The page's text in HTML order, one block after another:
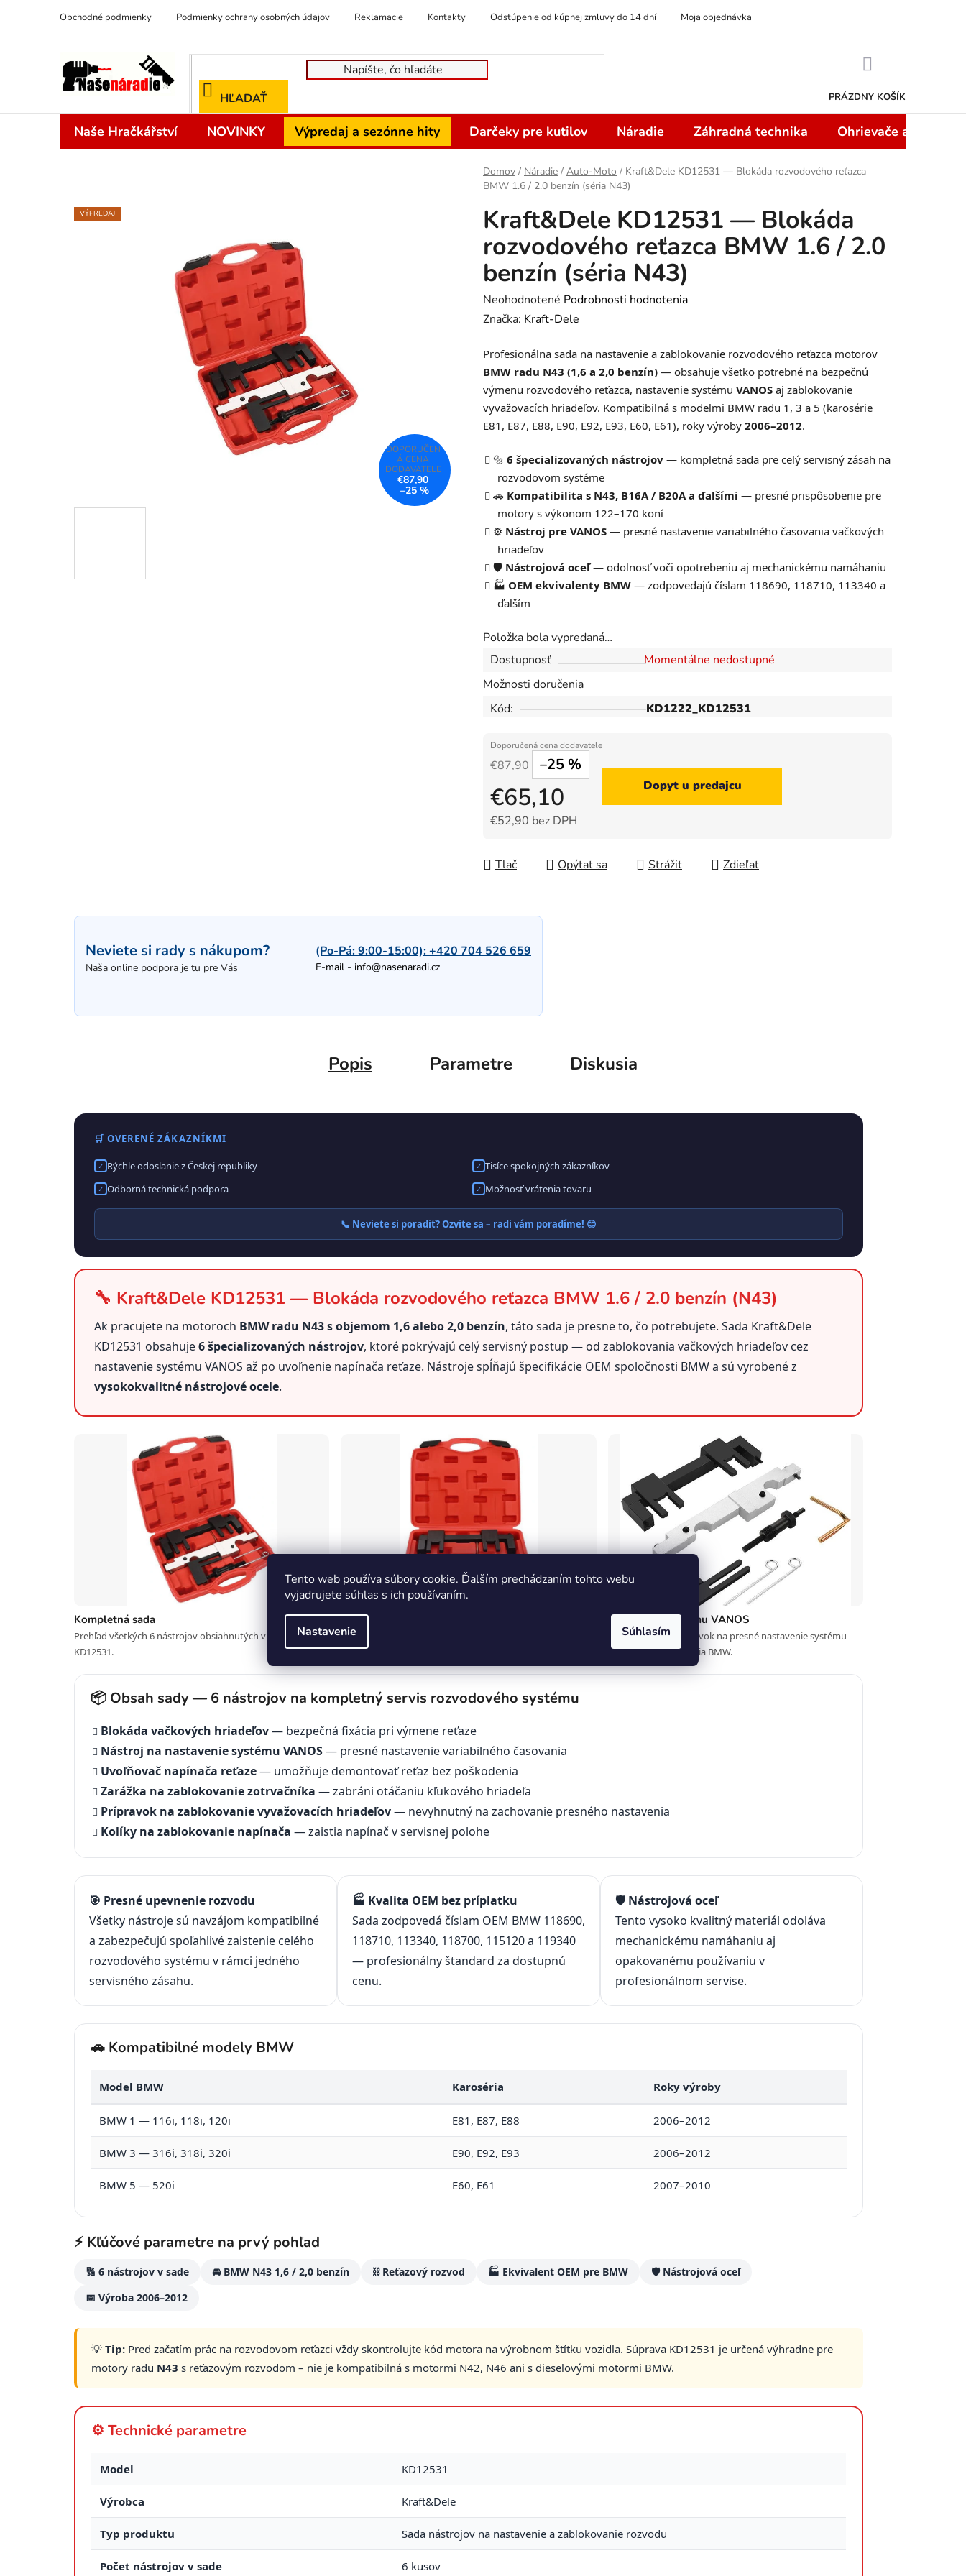
Tento web používa súbory cookie. Ďalším prechádzaním tohto webu
vyjadrujete súhlas s ich používaním.
Nastavenie Súhlasím
obsah
Obchodné podmienky Podmienky ochrany osobných údajov Reklamacie Kontakty Odstúpenie od kúpnej zmluvy do 14 dní Moja objednávka
HĽADAŤ PRÁZDNY KOŠÍK
Naše Hračkářství NOVINKY Výpredaj a sezónne hity Darčeky pre kutilov Náradie Záhradná technika Ohrievače a
Domov / Náradie / Auto-Moto / Kraft&Dele KD12531 — Blokáda rozvodového reťazca
BMW 1.6 / 2.0 benzín (séria N43)
Kraft&Dele KD12531 — Blokáda
rozvodového reťazca BMW 1.6 / 2.0
benzín (séria N43)
Priemerné
hodnotenie
je
0,0
z
5
hviezdičiek.
Neohodnotené Podrobnosti hodnotenia
Značka: Kraft-Dele
Profesionálna sada na nastavenie a zablokovanie rozvodového reťazca motorov
BMW radu N43 (1,6 a 2,0 benzín) — obsahuje všetko potrebné na bezpečnú
výmenu rozvodového reťazca, nastavenie systému VANOS aj zablokovanie
vyvažovacích hriadeľov. Kompatibilná s modelmi BMW radu 1, 3 a 5 (karosérie
E81, E87, E88, E90, E92, E93, E60, E61), roky výroby 2006–2012.
🔩 6 špecializovaných nástrojov — kompletná sada pre celý servisný zásah na
rozvodovom systéme
🚗 Kompatibilita s N43, B16A / B20A a ďalšími — presné prispôsobenie pre
motory s výkonom 122–170 koní
⚙️ Nástroj pre VANOS — presné nastavenie variabilného časovania vačkových
hriadeľov
🛡️ Nástrojová oceľ— odolnosť voči opotrebeniu aj mechanickému namáhaniu
🏭 OEM ekvivalenty BMW — zodpovedajú číslam 118690, 118710, 113340 a
ďalším
Položka bola vypredaná…
Dostupnosť
Momentálne nedostupné
Možnosti doručenia
Kód:
KD1222_KD12531
€87,90 –25 %
€65,10
€52,90 bez DPH
Dopyt u predajcu
Tlač Opýtať sa Strážiť Zdieľať
VÝPREDAJ
€87,90
–25 %
Neviete si rady s nákupom?
Naša online podpora je tu pre Vás
(Po-Pá: 9:00-15:00):+420 704 526 659
E-mail - info@nasenaradi.cz
Popis Parametre Diskusia
🛒 OVERENÉ ZÁKAZNÍKMI
✓ Rýchle odoslanie z Českej republiky ✓ Tisíce spokojných zákazníkov
✓ Odborná technická podpora ✓ Možnosť vrátenia tovaru
📞 Neviete si poradiť? Ozvite sa – radi vám poradíme! 😊
🔧 Kraft&Dele KD12531 — Blokáda rozvodového reťazca BMW 1.6 / 2.0 benzín (N43)
Ak pracujete na motoroch BMW radu N43 s objemom 1,6 alebo 2,0 benzín, táto sada je presne to, čo potrebujete. Sada Kraft&Dele
KD12531 obsahuje6 špecializovaných nástrojov, ktoré pokrývajú celý servisný postup — od zablokovania vačkových hriadeľov cez
nastavenie systému VANOS až po uvoľnenie napínača reťaze. Nástroje spĺňajú špecifikácie OEM spoločnosti BMW a sú vyrobené z
vysokokvalitné nástrojové ocele.
Kompletná sada
Prehľad všetkých 6 nástrojov obsiahnutých v sade
KD12531.
Zablokovanie vačiek
Nástroj na presné zablokovanie vačkových hriadeľov pri
servise rozvodu.
Nastavenie systému VANOS
Špecializovaný prípravok na presné nastavenie systému
variabilného časovania BMW.
📦 Obsah sady — 6 nástrojov na kompletný servis rozvodového systému
Blokáda vačkových hriadeľov— bezpečná fixácia pri výmene reťaze
Nástroj na nastavenie systému VANOS— presné nastavenie variabilného časovania
Uvoľňovač napínača reťaze— umožňuje demontovať reťaz bez poškodenia
Zarážka na zablokovanie zotrvačníka — zabráni otáčaniu kľukového hriadeľa
Prípravok na zablokovanie vyvažovacích hriadeľov— nevyhnutný na zachovanie presného nastavenia
Kolíky na zablokovanie napínača — zaistia napínač v servisnej polohe
🎯 Presné upevnenie rozvodu
Všetky nástroje sú navzájom kompatibilné
a zabezpečujú spoľahlivé zaistenie celého
rozvodového systému v rámci jedného
servisného zásahu.
🏭 Kvalita OEM bez príplatku
Sada zodpovedá číslam OEM BMW 118690,
118710, 113340, 118700, 115120 a 119340
— profesionálny štandard za dostupnú
cenu.
🛡️ Nástrojová oceľ
Tento vysoko kvalitný materiál odoláva
mechanickému namáhaniu aj
opakovanému používaniu v
profesionálnom servise.
🚗 Kompatibilné modely BMW
Model BMW Karoséria Roky výroby
BMW 1 — 116i, 118i, 120i E81, E87, E88 2006–2012
BMW 3 — 316i, 318i, 320i E90, E92, E93 2006–2012
BMW 5 — 520i E60, E61 2007–2010
⚡ Kľúčové parametre na prvý pohľad
🔢 6 nástrojov v sade 🚘 BMW N43 1,6 / 2,0 benzín ⛓️ Reťazový rozvod 🏭 Ekvivalent OEM pre BMW
🛡️ Nástrojová oceľ
📅 Výroba 2006–2012
💡 Tip: Pred začatím prác na rozvodovom reťazci vždy skontrolujte kód motora na výrobnom štítku vozidla. Súprava KD12531 je určená výhradne pre
motory radu N43 s reťazovým rozvodom – nie je kompatibilná s motormi N42, N46 ani s dieselovými motormi BMW.
⚙️ Technické parametre
Model KD12531
Výrobca Kraft&Dele
Typ produktu Sada nástrojov na nastavenie a zablokovanie rozvodu
Počet nástrojov v sade 6 kusov